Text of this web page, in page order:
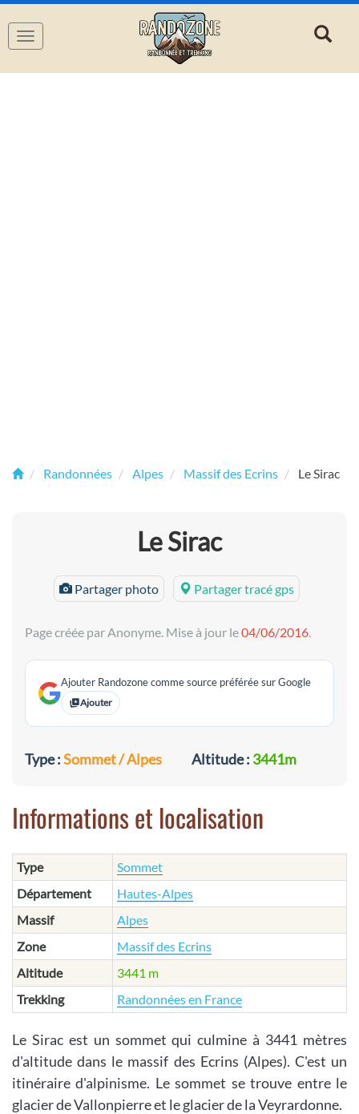
Navigation
Randonnées Alpes Massif des Ecrins Le Sirac
Le Sirac
Partager photo Partager tracé gps
Page créée par Anonyme. Mise à jour le04/06/2016.
Ajouter Randozone comme source préférée sur Google
Ajouter
Type :Sommet / Alpes Altitude : 3441m
Informations et localisation
Type
Sommet
Département
Hautes-Alpes
Massif
Alpes
Zone
Massif des Ecrins
Altitude
3441 m
Trekking
Randonnées en France
Le Sirac est un sommet qui culmine à 3441 mètres
d'altitude dans le massif des Ecrins (Alpes). C'est un
itinéraire d'alpinisme. Le sommet se trouve entre le
glacier de Vallonpierre et le glacier de la Veyrardonne.